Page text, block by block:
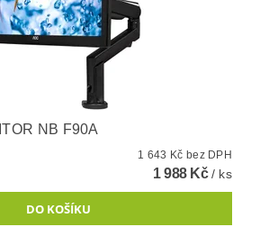
NB F90A
1 643 Kč bez DPH
1 988 Kč/ ks